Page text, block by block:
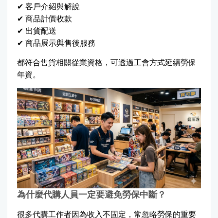
✔ 客戶介紹與解說
✔ 商品計價收款
✔ 出貨配送
✔ 商品展示與售後服務
都符合售貨相關從業資格，可透過工會方式延續勞保
年資。
為什麼代購人員一定要避免勞保中斷？
很多代購工作者因為收入不固定，常忽略勞保的重要